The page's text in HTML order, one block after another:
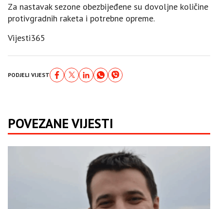
Za nastavak sezone obezbijeđene su dovoljne količine
protivgradnih raketa i potrebne opreme.
Vijesti365
PODJELI VIJEST
POVEZANE VIJESTI